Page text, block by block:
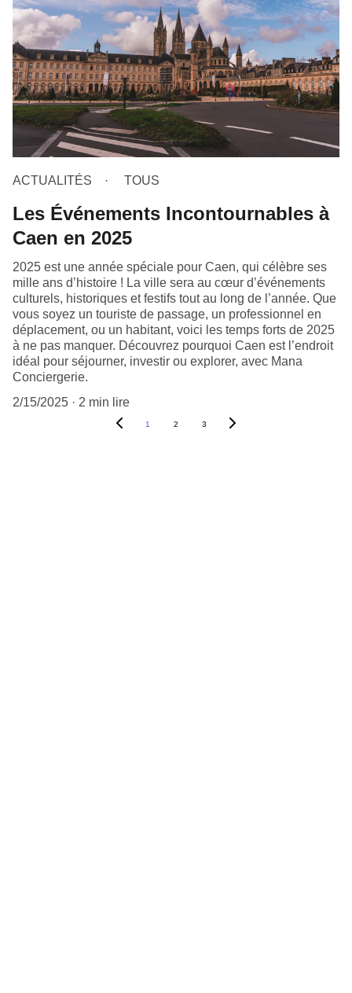
ACTUALITÉS TOUS
Les Événements Incontournables à
Caen en 2025
2025 est une année spéciale pour Caen, qui célèbre ses
mille ans d’histoire ! La ville sera au cœur d’événements
culturels, historiques et festifs tout au long de l’année. Que
vous soyez un touriste de passage, un professionnel en
déplacement, ou un habitant, voici les temps forts de 2025
à ne pas manquer. Découvrez pourquoi Caen est l’endroit
idéal pour séjourner, investir ou explorer, avec Mana
Conciergerie.
2/15/2025
2 min lire
1 2 3